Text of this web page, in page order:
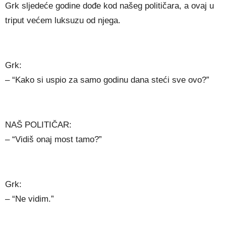
Grk sljedeće godine dođe kod našeg političara, a ovaj u
triput većem luksuzu od njega.
Grk:
– “Kako si uspio za samo godinu dana steći sve ovo?”
NAŠ POLITIČAR:
– “Vidiš onaj most tamo?”
Grk:
– “Ne vidim.”